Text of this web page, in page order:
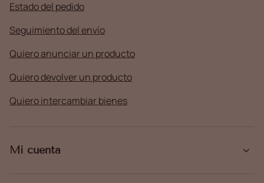
Estado del pedido
Seguimiento del envío
Quiero anunciar un producto
Quiero devolver un producto
Quiero intercambiar bienes
Mi cuenta